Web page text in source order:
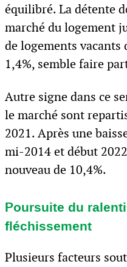
équilibré. La détente
marché du logement
de logements vacants
1,4%, semble faire
Autre signe dans ce
le marché sont
2021. Après une
mi-2014 et début
nouveau de 10,4%.
Poursuite du
fléchissement
Plusieurs facteurs